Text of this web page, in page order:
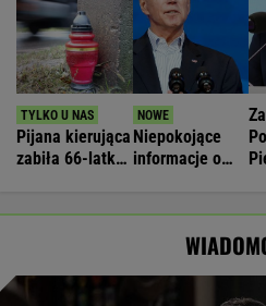
Pijana kierująca
zabiła 66-latkę.
Niepokojące
informacje o